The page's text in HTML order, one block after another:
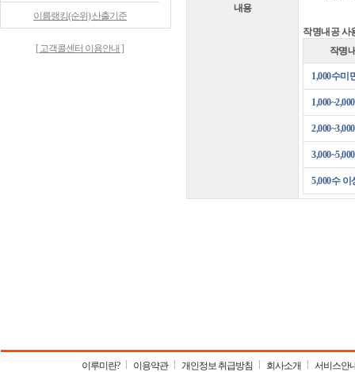
이름랭킹(순위) 산출기준
[ 고객콜센터 이용안내 ]
내용
작명내공 사
작명
1,000수미
5,000수 이
이루미란? 이용약관 개인정보 취급방침 회사소개 서비스안